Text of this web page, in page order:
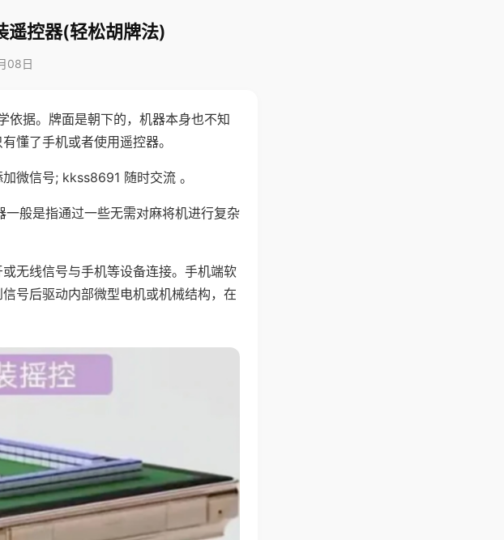
遥控器(轻松胡牌法)
08日
依据。牌面是朝下的，机器本身也不知
懂了手机或者使用遥控器。
微信号; kkss8691 随时交流 。
般是指通过一些无需对麻将机进行复杂
无线信号与手机等设备连接。手机端软
号后驱动内部微型电机或机械结构，在